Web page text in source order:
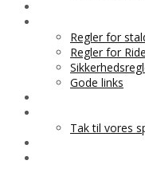
Regler for
Regler for
Gode links
Tak til vores